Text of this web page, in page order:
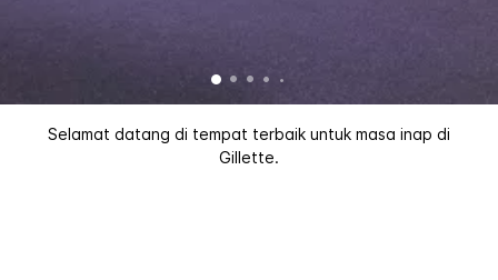
Selamat datang di tempat terbaik untuk masa inap di
Gillette.